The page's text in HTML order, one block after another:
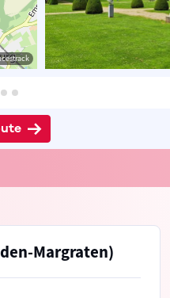
Margraten)